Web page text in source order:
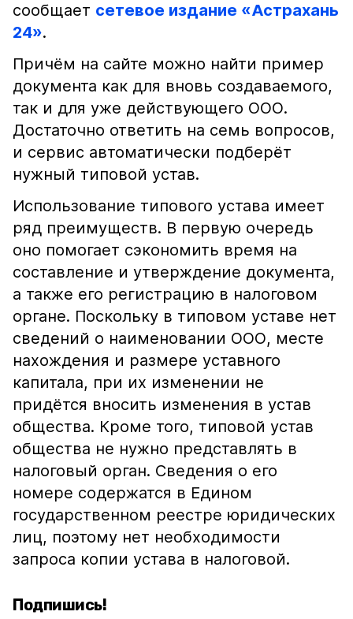
сообщает сетевое издание «Астрахань
24».
Причём на сайте можно найти пример
документа как для вновь создаваемого,
так и для уже действующего ООО.
Достаточно ответить на семь вопросов,
и сервис автоматически подберёт
нужный типовой устав.
Использование типового устава имеет
ряд преимуществ. В первую очередь
оно помогает сэкономить время на
составление и утверждение документа,
а также его регистрацию в налоговом
органе. Поскольку в типовом уставе нет
сведений о наименовании ООО, месте
нахождения и размере уставного
капитала, при их изменении не
придётся вносить изменения в устав
общества. Кроме того, типовой устав
общества не нужно представлять в
налоговый орган. Сведения о его
номере содержатся в Едином
государственном реестре юридических
лиц, поэтому нет необходимости
запроса копии устава в налоговой.
Подпишись!